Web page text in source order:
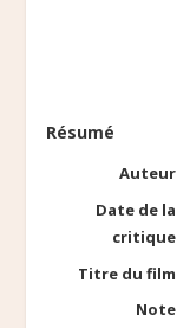
Résumé
Auteur
Date de la
critique
Titre du film
Note